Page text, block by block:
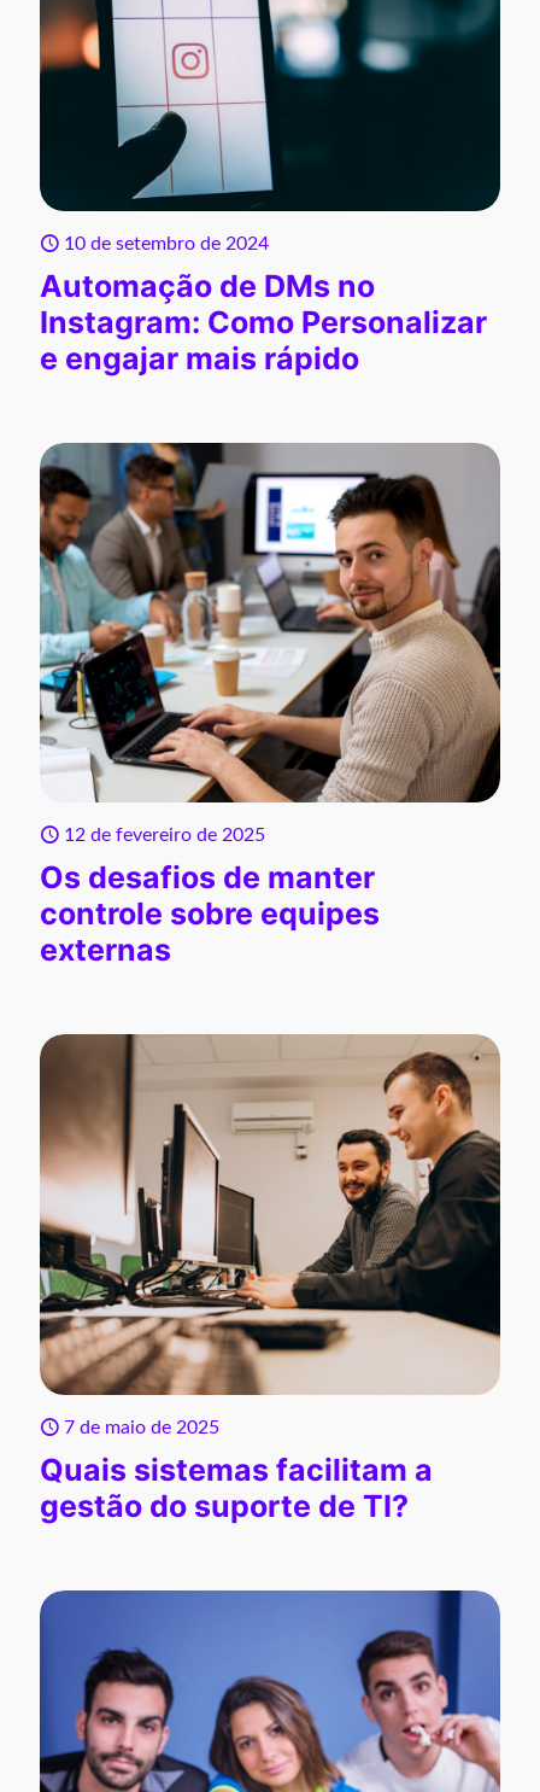
10 de setembro de 2024
Automação de DMs no
Instagram: Como Personalizar
e engajar mais rápido
12 de fevereiro de 2025
Os desafios de manter
controle sobre equipes
externas
7 de maio de 2025
Quais sistemas facilitam a
gestão do suporte de TI?